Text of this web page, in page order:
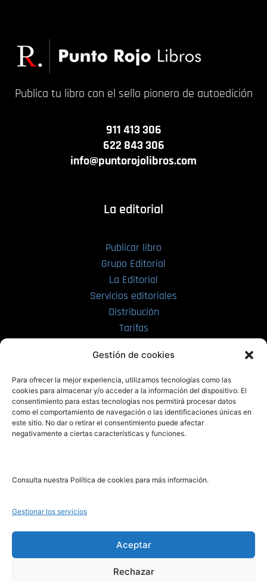
Gestión de cookies
Para ofrecer la mejor experiencia, utilizamos tecnologías como las
cookies para almacenar y/o acceder a la información del dispositivo. El
consentimiento para estas tecnologías nos permitirá procesar datos
como el comportamiento de navegación o las identificaciones únicas en
este sitio. No dar o retirar el consentimiento puede afectar
negativamente a ciertas características y funciones.
Consulta nuestra Política de cookies para más información.
Gestionar los servicios
Aceptar
Rechazar
Publica tu libro con el sello pionero de autoedición
911 413 306
622 843 306
info@puntorojolibros.com
La editorial
Publicar libro
Grupo Editorial
La Editorial
Servicios editoriales
Distribución
Tarifas
PRL | Films
PRL | Play
PRL | LAB
Noticias
Legal
Aviso Legal